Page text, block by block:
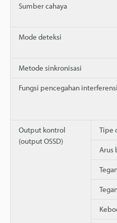
Sumber cahaya
Mode deteksi
Metode sinkronisasi
Fungsi pencegahan interferensi
Output kontrol
(output OSSD)
Tipe
Arus